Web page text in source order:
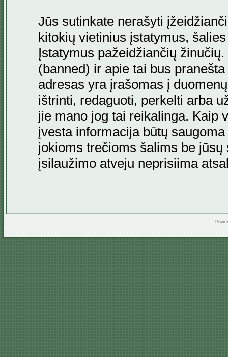
Jūs sutinkate nerašyti
kitokių vietinius įstatymus,
Įstatymus pažeidžiančių
(banned) ir apie tai bus
adresas yra įrašomas į
ištrinti, redaguoti, perkelti arba
jie mano jog tai reikalinga. Kaip
įvesta informacija būtų
jokioms trečioms šalims be jūsų
įsilaužimo atveju neprisiima